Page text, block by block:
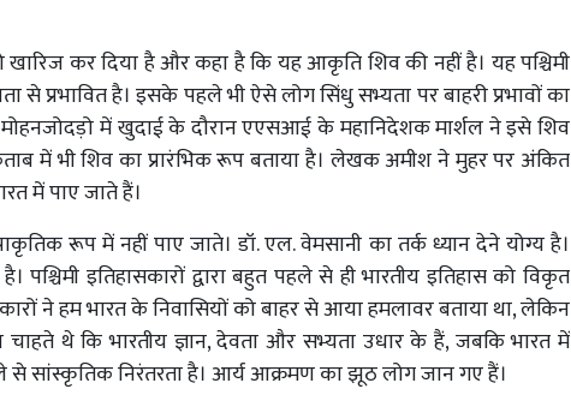
कर दिया है और कहा है कि यह आकृति शिव की नहीं है। यह पश्चिमी
प्रभावित है। इसके पहले भी ऐसे लोग सिंधु सभ्यता पर बाहरी प्रभावों का
में खुदाई के दौरान एएसआई के महानिदेशक मार्शल ने इसे शिव
में भी शिव का प्रारंभिक रूप बताया है। लेखक अमीश ने मुहर पर अंकित
में पाए जाते हैं।
रूप में नहीं पाए जाते। डॉ. एल. वेमसानी का तर्क ध्यान देने योग्य है।
इतिहासकारों द्वारा बहुत पहले से ही भारतीय इतिहास को विकृत
ने हम भारत के निवासियों को बाहर से आया हमलावर बताया था, लेकिन
थे कि भारतीय ज्ञान, देवता और सभ्यता उधार के हैं, जबकि भारत में
निरंतरता है। आर्य आक्रमण का झूठ लोग जान गए हैं।